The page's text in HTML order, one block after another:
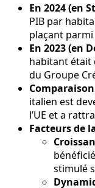
En 2024 (en
PIB par
plaçant parmi
En 2023 (en
habitant était
du Groupe
italien est
l’UE et a
Facteurs de
stimulé